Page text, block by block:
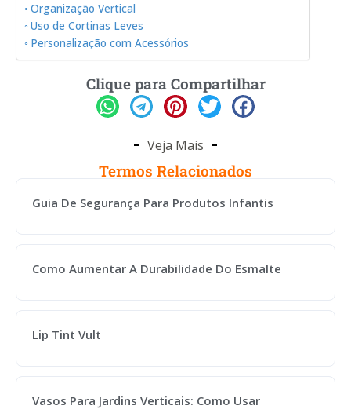
Organização Vertical
Uso de Cortinas Leves
Personalização com Acessórios
Clique para Compartilhar
Veja Mais
Termos Relacionados
Guia De Segurança Para Produtos Infantis
Como Aumentar A Durabilidade Do Esmalte
Lip Tint Vult
Vasos Para Jardins Verticais: Como Usar